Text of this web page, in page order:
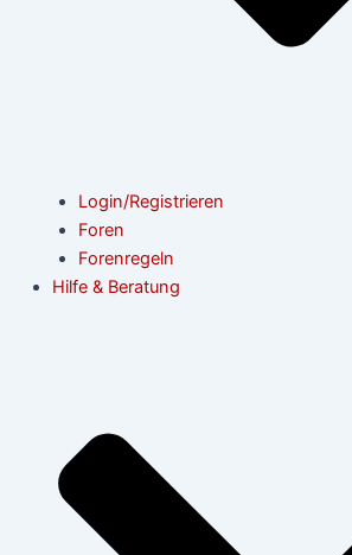
Login/Registrieren
Foren
Forenregeln
Hilfe & Beratung